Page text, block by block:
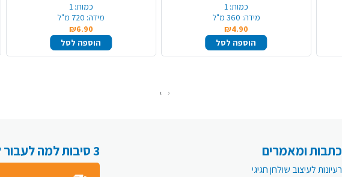
כמות: 1
מידה: 360 מ"ל
₪4.90
הוספה לסל
כמות: 1
מידה: 720 מ"ל
₪6.90
הוספה לסל
‹
›
כתבות ומאמרים
רעיונות לעיצוב שולחן חגיגי
3 סיבות למה לעבור לפעמית אונליין: